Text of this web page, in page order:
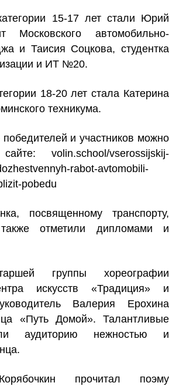
15-17 лет стали Юрий
Московского автомобильно-
и Таисия Соцкова, студентка
и ИТ №20.
18-20 лет стала Катерина
техникума.
и участников можно
сайте: volin.school/vserossijskij-
rabot-avtomobili-
pobedu
посвященному транспорту,
отметили дипломами и
группы хореографии
искусств «Традиция» и
Валерия Ерохина
«Путь Домой». Талантливые
аудиторию нежностью и
прочитал поэму